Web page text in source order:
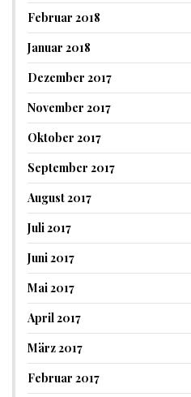
Februar 2018
Januar 2018
Dezember 2017
November 2017
Oktober 2017
September 2017
August 2017
Juli 2017
Juni 2017
Mai 2017
April 2017
März 2017
Februar 2017